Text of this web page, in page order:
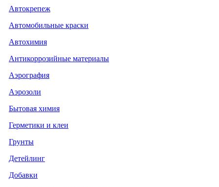
Автокрепеж
Автомобильные краски
Автохимия
Антикоррозийные материалы
Аэрография
Аэрозоли
Бытовая химия
Герметики и клеи
Грунты
Детейлинг
Добавки